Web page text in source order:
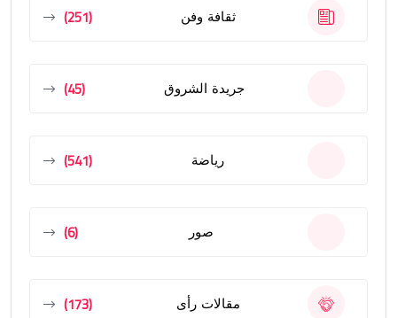
ثقافة وفن (251)
جريدة الشروق (45)
رياضة (541)
صور (6)
مقالات رأى (173)